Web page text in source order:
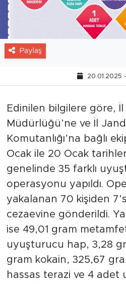
Paylaş
20.01.2025 -
Edinilen bilgilere göre,
Müdürlüğü’ne ve İl
Komutanlığı’na bağlı
Ocak ile 20 Ocak
genelinde 35 farklı
operasyonu yapıldı.
yakalanan 70 kişiden
cezaevine gönderildi.
ise 49,01 gram
uyuşturucu hap, 3,28
gram kokain, 325,67
hassas terazi ve 4 adet